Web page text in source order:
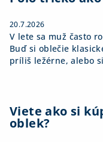
20.7.2026
V lete sa muž často
Buď si oblečie
príliš ležérne, alebo
Viete ako si
oblek?